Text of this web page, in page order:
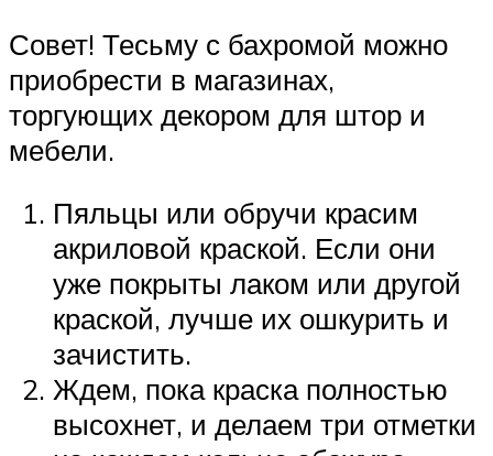
Совет! Тесьму с бахромой можно
приобрести в магазинах,
торгующих декором для штор и
мебели.
Пяльцы или обручи красим
акриловой краской. Если они
уже покрыты лаком или другой
краской, лучше их ошкурить и
зачистить.
Ждем, пока краска полностью
высохнет, и делаем три отметки